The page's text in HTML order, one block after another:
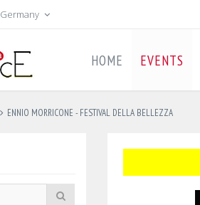
Germany
HOME EVENTS
ENNIO MORRICONE - FESTIVAL DELLA BELLEZZA